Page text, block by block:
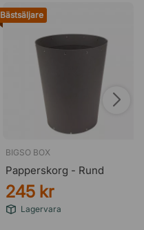
Bästsäljare
BIGSO BOX
Papperskorg - Rund
245 kr
Lagervara